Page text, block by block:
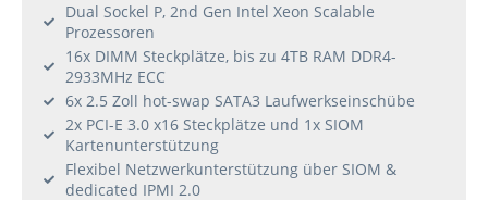
Dual Sockel P, 2nd Gen Intel Xeon Scalable
Prozessoren
16x DIMM Steckplätze, bis zu 4TB RAM DDR4-
2933MHz ECC
6x 2.5 Zoll hot-swap SATA3 Laufwerkseinschübe
2x PCI-E 3.0 x16 Steckplätze und 1x SIOM
Kartenunterstützung
Flexibel Netzwerkunterstützung über SIOM &
dedicated IPMI 2.0